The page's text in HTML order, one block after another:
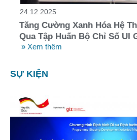
24.12.2025
Tăng Cường Xanh Hóa Hệ
Qua Tập Huấn Bộ Chỉ Số UI
» Xem thêm
SỰ KIỆN